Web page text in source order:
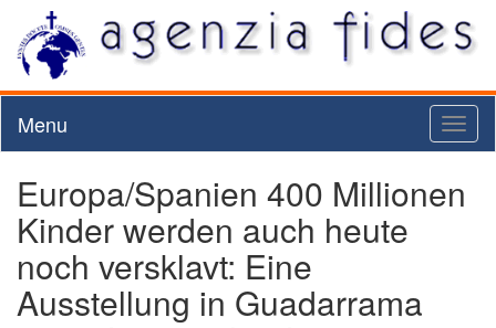
Menu
Europa/Spanien 400 Millionen
Kinder werden auch heute
noch versklavt: Eine
Ausstellung in Guadarrama